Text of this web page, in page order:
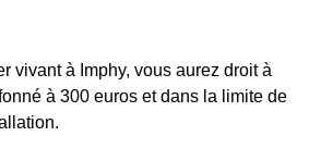
vivant à Imphy, vous aurez droit à
à 300 euros et dans la limite de